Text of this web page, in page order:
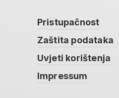
Pristupačnost
Zaštita podataka
Uvjeti korištenja
Impressum